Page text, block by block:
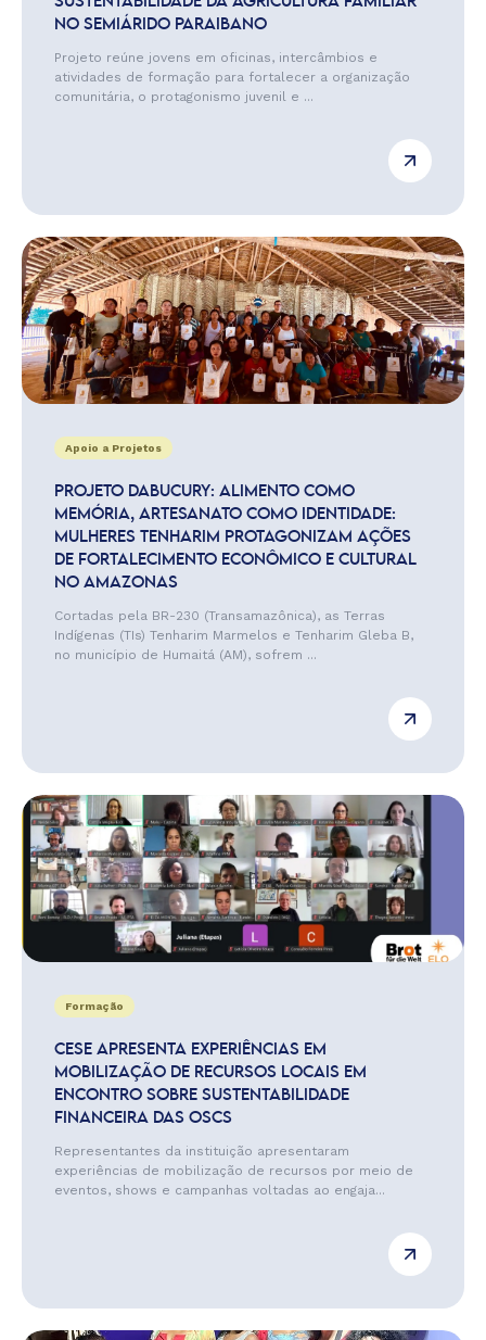
NO SEMIÁRIDO PARAIBANO
Projeto reúne jovens em oficinas, intercâmbios e
atividades de formação para fortalecer a organização
comunitária, o protagonismo juvenil e ...
Apoio a Projetos
PROJETO DABUCURY: ALIMENTO COMO
MEMÓRIA, ARTESANATO COMO IDENTIDADE:
MULHERES TENHARIM PROTAGONIZAM AÇÕES
DE FORTALECIMENTO ECONÔMICO E CULTURAL
NO AMAZONAS
Cortadas pela BR-230 (Transamazônica), as Terras
Indígenas (TIs) Tenharim Marmelos e Tenharim Gleba B,
no município de Humaitá (AM), sofrem ...
Formação
CESE APRESENTA EXPERIÊNCIAS EM
MOBILIZAÇÃO DE RECURSOS LOCAIS EM
ENCONTRO SOBRE SUSTENTABILIDADE
FINANCEIRA DAS OSCS
Representantes da instituição apresentaram
experiências de mobilização de recursos por meio de
eventos, shows e campanhas voltadas ao engaja...